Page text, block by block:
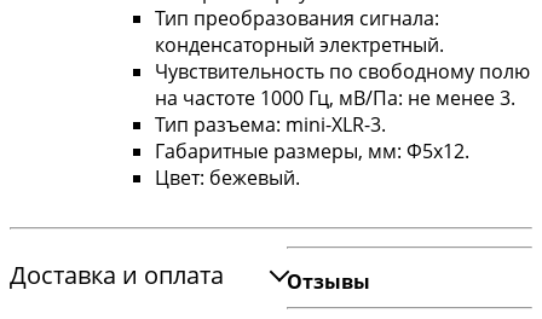
Тип преобразования сигнала:
конденсаторный электретный.
Чувствительность по свободному полю
на частоте 1000 Гц, мВ/Па: не менее 3.
Тип разъема: mini-XLR-3.
Габаритные размеры, мм: Ф5х12.
Цвет: бежевый.
Доставка и оплата Отзывы